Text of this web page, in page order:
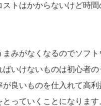
ストはかからないけど時
まみがなくなるのでソフト
ばいけないものは初心者
が良いものを仕入れて高
とっていくことになります